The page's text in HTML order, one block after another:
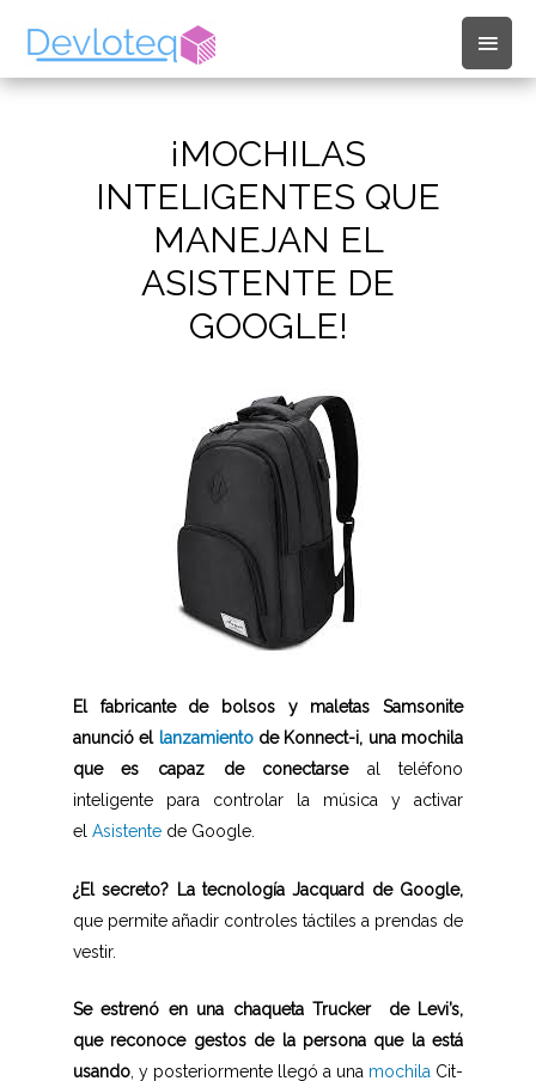
¡MOCHILAS
INTELIGENTES QUE
MANEJAN EL
ASISTENTE DE
GOOGLE!
El fabricante de bolsos y maletas Samsonite
anunció el lanzamientode Konnect-i, una mochila
que es capaz de conectarse al teléfono
inteligente para controlar la música y activar
el Asistente de Google.
¿El secreto? La tecnología Jacquard de Google,
que permite añadir controles táctiles a prendas de
vestir.
Se estrenó en una chaqueta Trucker de Levi’s,
que reconoce gestos de la persona que la está
usando, y posteriormente llegó a una mochila Cit-